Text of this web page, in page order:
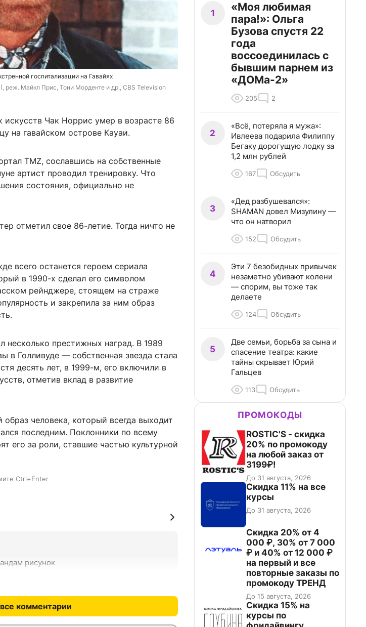
госпитализации на Гавайях
реж. Майкл Прис, Тони Морденте и др., CBS Television
Чак Норрис умер в возрасте 86
на гавайском острове Кауаи.
TMZ, сославшись на собственные
артист проводил тренировку. Что
состояния, официально не
отметил свое 86-летие. Тогда ничто не
всего останется героем сериала
в 1990-х сделал его символом
рейнджере, стоящем на страже
и закрепила за ним образ
несколько престижных наград. В 1989
в Голливуде — собственная звезда стала
десять лет, в 1999-м, его включили в
отметив вклад в развитие
человека, который всегда выходит
последним. Поклонники по всему
его за роли, ставшие частью культурной
Ctrl+Enter
рисунок
комментарии
1
«Моя любимая
пара!»: Ольга
Бузова спустя 22
года
воссоединилась с
бывшим парнем из
«ДОМа-2»
205 2
2
«Всё, потеряла я мужа»:
Ивлеева подарила Филиппу
Бегаку дорогущую лодку за
1,2 млн рублей
167 Обсудить
3
«Дед разбушевался»:
SHAMAN довел Мизулину —
что он натворил
152 Обсудить
4
Эти 7 безобидных привычек
незаметно убивают колени
— спорим, вы тоже так
делаете
124 Обсудить
5
Две семьи, борьба за сына и
спасение театра: какие
тайны скрывает Юрий
Гальцев
113 Обсудить
ПРОМОКОДЫ
ROSTIC'S - скидка
20% по промокоду
на любой заказ от
3199₽!
До 31 августа, 2026
Скидка 11% на все
курсы
До 31 августа, 2026
Скидка 20% от 4
000 ₽, 30% от 7 000
₽ и 40% от 12 000 ₽
на первый и все
повторные заказы по
промокоду ТРЕНД
До 15 августа, 2026
Скидка 15% на
курсы по